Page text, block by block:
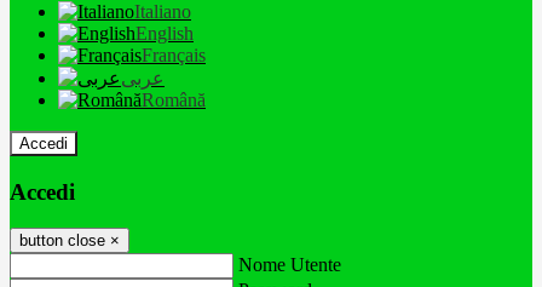
Italiano
English
Français
عربى
Română
Accedi
Accedi
button close ×
Nome Utente